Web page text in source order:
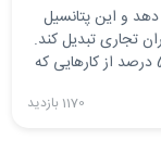
و این پتانسیل
تجاری تبدیل کند.
در واقع، تحقیقات مک‌کینزی نشان می‌دهد که تا 50 درصد از کارهایی که
1170 بازدید